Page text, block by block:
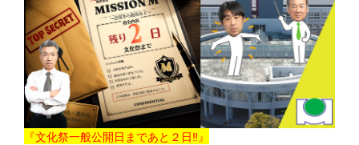
『文化祭一般公開日まであと２日‼』